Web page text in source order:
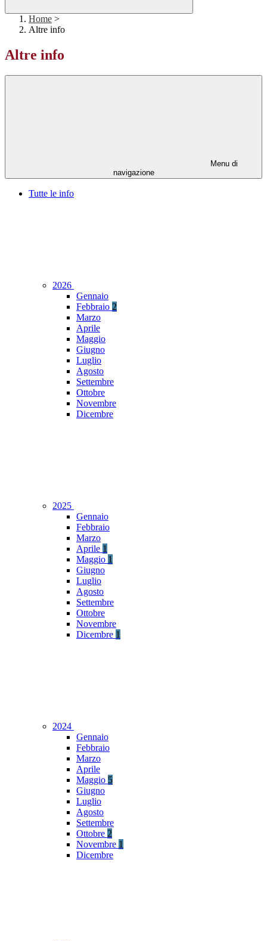
Home >
Altre info
Altre info
Menu di
navigazione
Tutte le info
2026
Gennaio
Febbraio 2
Marzo
Aprile
Maggio
Giugno
Luglio
Agosto
Settembre
Ottobre
Novembre
Dicembre
2025
Gennaio
Febbraio
Marzo
Aprile 1
Maggio 1
Giugno
Luglio
Agosto
Settembre
Ottobre
Novembre
Dicembre 1
2024
Gennaio
Febbraio
Marzo
Aprile
Maggio 5
Giugno
Luglio
Agosto
Settembre
Ottobre 2
Novembre 1
Dicembre